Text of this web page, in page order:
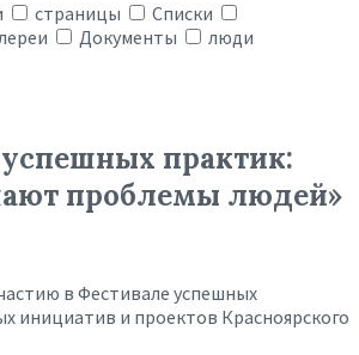
страницы
Списки
Документы
люди
практик:
проблемы людей»
в Фестивале успешных
инициатив и проектов Красноярского